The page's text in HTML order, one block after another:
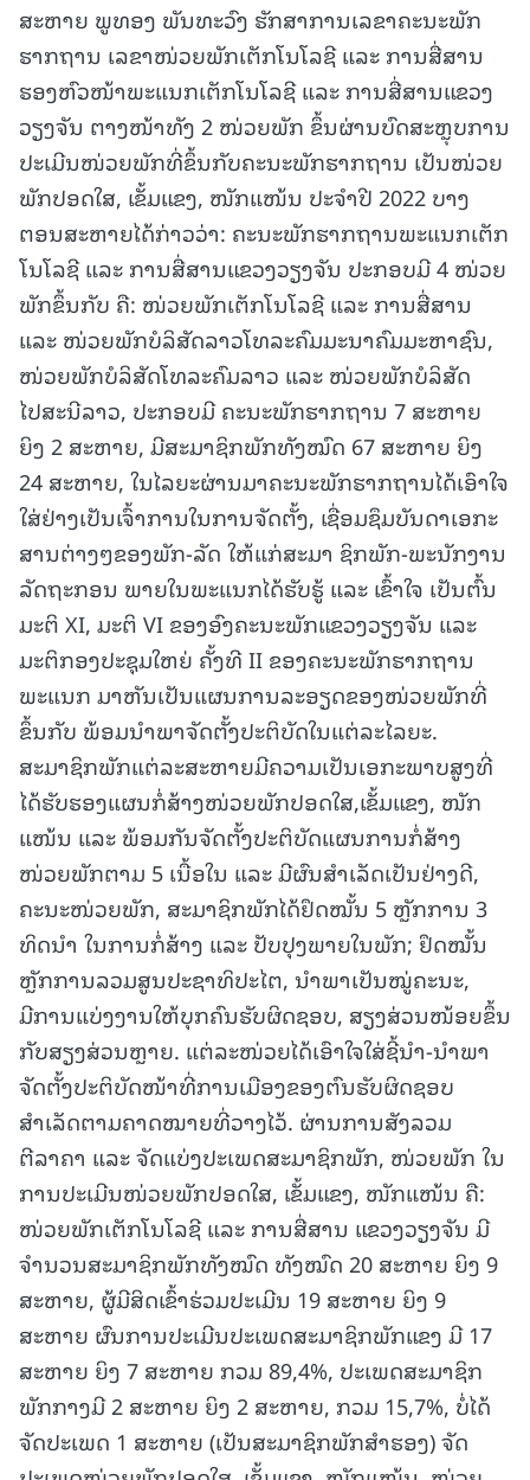
ສະຫາຍ ພູທອງ ພັນທະວົງ ຮັກສາການເລຂາຄະນະພັກ
ຮາກຖານ ເລຂາໜ່ວຍພັກເຕັກໂນໂລຊີ ແລະ ການສື່ສານ
ຮອງຫົວໜ້າພະແນກເຕັກໂນໂລຊີ ແລະ ການສື່ສານແຂວງ
ວຽງຈັນ ຕາງໜ້າທັງ 2 ໜ່ວຍພັກ ຂຶ້ນຜ່ານບົດສະຫຼຸບການ
ປະເມີນໜ່ວຍພັກທີ່ຂຶ້ນກັບຄະນະພັກຮາກຖານ ເປັນໜ່ວຍ
ພັກປອດໃສ, ເຂັ້ມແຂງ, ໜັກແໜ້ນ ປະຈຳປີ 2022 ບາງ
ຕອນສະຫາຍໄດ້ກ່າວວ່າ: ຄະນະພັກຮາກຖານພະແນກເຕັກ
ໂນໂລຊີ ແລະ ການສື່ສານແຂວງວຽງຈັນ ປະກອບມີ 4 ໜ່ວຍ
ພັກຂຶ້ນກັບ ຄື: ໜ່ວຍພັກເຕັກໂນໂລຊີ ແລະ ການສື່ສານ
ແລະ ໜ່ວຍພັກບໍລິສັດລາວໂທລະຄົມມະນາຄົມມະຫາຊົນ,
ໜ່ວຍພັກບໍລິສັດໂທລະຄົມລາວ ແລະ ໜ່ວຍພັກບໍລິສັດ
ໄປສະນີລາວ, ປະກອບມີ ຄະນະພັກຮາກຖານ 7 ສະຫາຍ
ຍິງ 2 ສະຫາຍ, ມີສະມາຊິກພັກທັງໝົດ 67 ສະຫາຍ ຍິງ
24 ສະຫາຍ, ໃນໄລຍະຜ່ານມາຄະນະພັກຮາກຖານໄດ້ເອົາໃຈ
ໃສ່ຢ່າງເປັນເຈົ້າການໃນການຈັດຕັ້ງ, ເຊື່ອມຊຶມບັນດາເອກະ
ສານຕ່າງໆຂອງພັກ-ລັດ ໃຫ້ແກ່ສະມາ ຊິກພັກ-ພະນັກງານ
ລັດຖະກອນ ພາຍໃນພະແນກໄດ້ຮັບຮູ້ ແລະ ເຂົ້າໃຈ ເປັນຕົ້ນ
ມະຕິ XI, ມະຕິ VI ຂອງອົງຄະນະພັກແຂວງວຽງຈັນ ແລະ
ມະຕິກອງປະຊຸມໃຫຍ່ ຄັ້ງທີ II ຂອງຄະນະພັກຮາກຖານ
ພະແນກ ມາຫັນເປັນແຜນການລະອຽດຂອງໜ່ວຍພັກທີ່
ຂຶ້ນກັບ ພ້ອມນຳພາຈັດຕັ້ງປະຕິບັດໃນແຕ່ລະໄລຍະ.
ສະມາຊິກພັກແຕ່ລະສະຫາຍມີຄວາມເປັນເອກະພາບສູງທີ່
ໄດ້ຮັບຮອງແຜນກໍ່ສ້າງໜ່ວຍພັກປອດໃສ,ເຂັ້ມແຂງ, ໜັກ
ແໜ້ນ ແລະ ພ້ອມກັນຈັດຕັ້ງປະຕິບັດແຜນການກໍ່ສ້າງ
ໜ່ວຍພັກຕາມ 5 ເນື້ອໃນ ແລະ ມີຜົນສຳເລັດເປັນຢ່າງດີ,
ຄະນະໜ່ວຍພັກ, ສະມາຊິກພັກໄດ້ຢຶດໝັ້ນ 5 ຫຼັກການ 3
ທິດນຳ ໃນການກໍ່ສ້າງ ແລະ ປັບປຸງພາຍໃນພັກ; ຢຶດໝັ້ນ
ຫຼັກການລວມສູນປະຊາທິປະໄຕ, ນຳພາເປັນໝູ່ຄະນະ,
ມີການແບ່ງງານໃຫ້ບຸກຄົນຮັບຜິດຊອບ, ສຽງສ່ວນໜ້ອຍຂຶ້ນ
ກັບສຽງສ່ວນຫຼາຍ. ແຕ່ລະໜ່ວຍໄດ້ເອົາໃຈໃສ່ຊີ້ນຳ-ນຳພາ
ຈັດຕັ້ງປະຕິບັດໜ້າທີ່ການເມືອງຂອງຕົນຮັບຜິດຊອບ
ສຳເລັດຕາມຄາດໝາຍທີ່ວາງໄວ້. ຜ່ານການສັງລວມ
ຕີລາຄາ ແລະ ຈັດແບ່ງປະເພດສະມາຊິກພັກ, ໜ່ວຍພັກ ໃນ
ການປະເມີນໜ່ວຍພັກປອດໃສ, ເຂັ້ມແຂງ, ໜັກແໜ້ນ ຄື:
ໜ່ວຍພັກເຕັກໂນໂລຊີ ແລະ ການສື່ສານ ແຂວງວຽງຈັນ ມີ
ຈຳນວນສະມາຊິກພັກທັງໝົດ ທັງໝົດ 20 ສະຫາຍ ຍິງ 9
ສະຫາຍ, ຜູ້ມີສິດເຂົ້າຮ່ວມປະເມີນ 19 ສະຫາຍ ຍິງ 9
ສະຫາຍ ຜົນການປະເມີນປະເພດສະມາຊິກພັກແຂງ ມີ 17
ສະຫາຍ ຍິງ 7 ສະຫາຍ ກວມ 89,4%, ປະເພດສະມາຊິກ
ພັກກາງມີ 2 ສະຫາຍ ຍິງ 2 ສະຫາຍ, ກວມ 15,7%, ບໍ່ໄດ້
ຈັດປະເພດ 1 ສະຫາຍ (ເປັນສະມາຊິກພັກສໍາຮອງ) ຈັດ